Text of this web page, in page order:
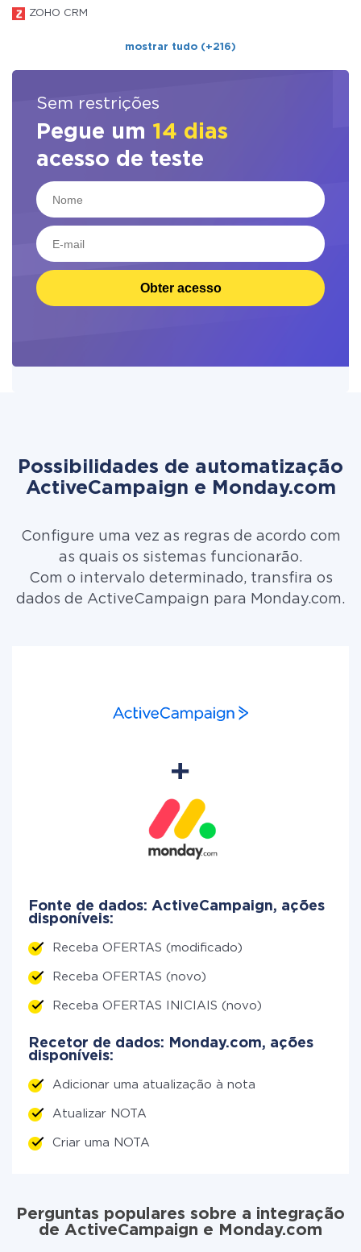
ZOHO CRM
mostrar tudo (+216)
Sem restrições
Pegue um 14 dias
acesso de teste
Obter acesso
Possibilidades de automatização
ActiveCampaign e Monday.com
Configure uma vez as regras de acordo com
as quais os sistemas funcionarão.
Com o intervalo determinado, transfira os
dados de ActiveCampaign para Monday.com.
Fonte de dados: ActiveCampaign, ações
disponíveis:
Receba OFERTAS (modificado)
Receba OFERTAS (novo)
Receba OFERTAS INICIAIS (novo)
Recetor de dados: Monday.com, ações
disponíveis:
Adicionar uma atualização à nota
Atualizar NOTA
Criar uma NOTA
Perguntas populares sobre a integração
de ActiveCampaign e Monday.com